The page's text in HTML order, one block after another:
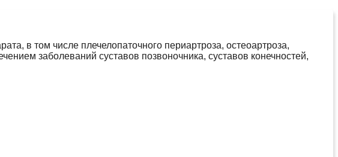
в том числе плечелопаточного периартроза, остеоартроза,
заболеваний суставов позвоночника, суставов конечностей,